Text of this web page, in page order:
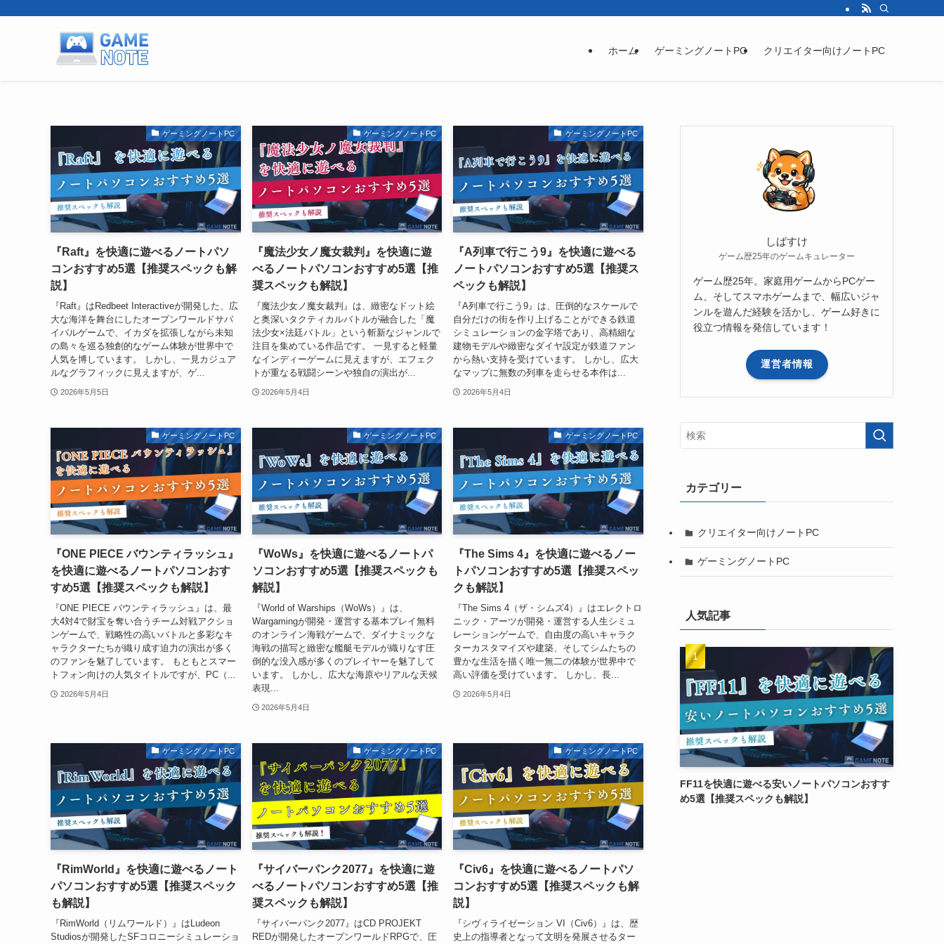
ホーム ゲーミングノートPC クリエイター向けノートPC
ゲーミングノートPC
『Raft』を快適に遊べるノートパソ
コンおすすめ5選【推奨スペックも解
説】
『Raft』はRedbeet Interactiveが開発した、広
大な海洋を舞台にしたオープンワールドサバ
イバルゲームで、イカダを拡張しながら未知
の島々を巡る独創的なゲーム体験が世界中で
人気を博しています。 しかし、一見カジュア
ルなグラフィックに見えますが、ゲ...
2026年5月5日
ゲーミングノートPC
『魔法少女ノ魔女裁判』を快適に遊
べるノートパソコンおすすめ5選【推
奨スペックも解説】
『魔法少女ノ魔女裁判』は、緻密なドット絵
と奥深いタクティカルバトルが融合した「魔
法少女×法廷バトル」という斬新なジャンルで
注目を集めている作品です。 一見すると軽量
なインディーゲームに見えますが、エフェク
トが重なる戦闘シーンや独自の演出が...
2026年5月4日
ゲーミングノートPC
『A列車で行こう9』を快適に遊べる
ノートパソコンおすすめ5選【推奨ス
ペックも解説】
『A列車で行こう9』は、圧倒的なスケールで
自分だけの街を作り上げることができる鉄道
シミュレーションの金字塔であり、高精細な
建物モデルや緻密なダイヤ設定が鉄道ファン
から熱い支持を受けています。 しかし、広大
なマップに無数の列車を走らせる本作は...
2026年5月4日
ゲーミングノートPC
『ONE PIECE バウンティラッシュ』
を快適に遊べるノートパソコンおす
すめ5選【推奨スペックも解説】
『ONE PIECE バウンティラッシュ』は、最
大4対4で財宝を奪い合うチーム対戦アクショ
ンゲームで、戦略性の高いバトルと多彩なキ
ャラクターたちが織り成す迫力の演出が多く
のファンを魅了しています。 もともとスマー
トフォン向けの人気タイトルですが、PC（...
2026年5月4日
ゲーミングノートPC
『WoWs』を快適に遊べるノートパ
ソコンおすすめ5選【推奨スペックも
解説】
『World of Warships（WoWs）』は、
Wargamingが開発・運営する基本プレイ無料
のオンライン海戦ゲームで、ダイナミックな
海戦の描写と緻密な艦艇モデルが織りなす圧
倒的な没入感が多くのプレイヤーを魅了して
います。 しかし、広大な海原やリアルな天候
表現...
2026年5月4日
ゲーミングノートPC
『The Sims 4』を快適に遊べるノー
トパソコンおすすめ5選【推奨スペッ
クも解説】
『The Sims 4（ザ・シムズ4）』はエレクトロ
ニック・アーツが開発・運営する人生シミュ
レーションゲームで、自由度の高いキャラク
ターカスタマイズや建築、そしてシムたちの
豊かな生活を描く唯一無二の体験が世界中で
高い評価を受けています。 しかし、長...
2026年5月4日
ゲーミングノートPC
『RimWorld』を快適に遊べるノート
パソコンおすすめ5選【推奨スペック
も解説】
『RimWorld（リムワールド）』はLudeon
Studiosが開発したSFコロニーシミュレーショ
ゲーミングノートPC
『サイバーパンク2077』を快適に遊
べるノートパソコンおすすめ5選【推
奨スペックも解説】
『サイバーパンク2077』はCD PROJEKT
REDが開発したオープンワールドRPGで、圧
ゲーミングノートPC
『Civ6』を快適に遊べるノートパソ
コンおすすめ5選【推奨スペックも解
説】
『シヴィライゼーション VI（Civ6）』は、歴
史上の指導者となって文明を発展させるター
しばすけ
ゲーム歴25年のゲームキュレーター
ゲーム歴25年。家庭用ゲームからPCゲー
ム、そしてスマホゲームまで、幅広いジャ
ンルを遊んだ経験を活かし、ゲーム好きに
役立つ情報を発信しています！
運営者情報
カテゴリー
クリエイター向けノートPC
ゲーミングノートPC
人気記事
FF11を快適に遊べる安いノートパソコンおすす
め5選【推奨スペックも解説】